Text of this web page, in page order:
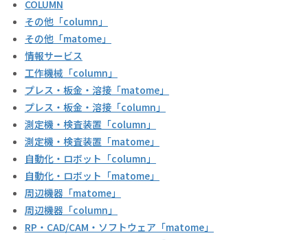
COLUMN
その他「column」
その他「matome」
情報サービス
工作機械「column」
プレス・板金・溶接「matome」
プレス・板金・溶接「column」
測定機・検査装置「column」
測定機・検査装置「matome」
自動化・ロボット「column」
自動化・ロボット「matome」
周辺機器「matome」
周辺機器「column」
RP・CAD/CAM・ソフトウェア「matome」